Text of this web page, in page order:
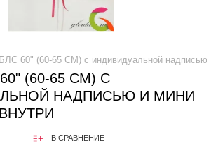
60" (60-65 СМ) с индивидуальной надписью
(60-65 СМ) С
НАДПИСЬЮ И МИНИ
В СРАВНЕНИЕ